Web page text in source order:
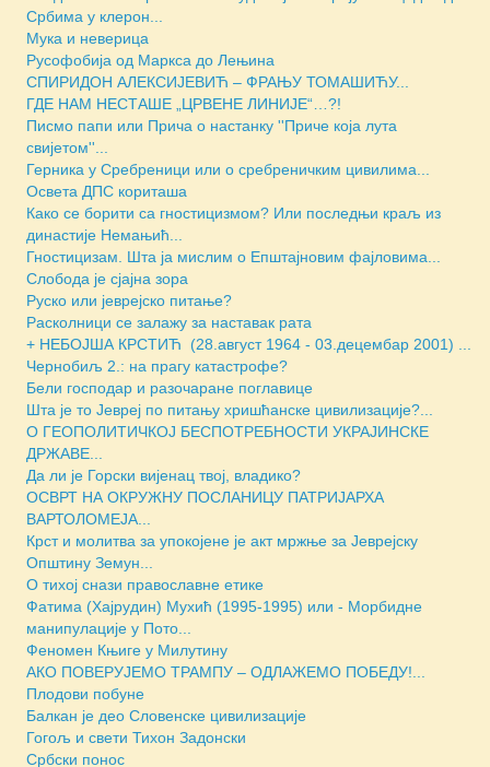
Србима у клерон...
Мука и неверица
Русофобија од Маркса до Лењина
СПИРИДОН АЛЕКСИЈЕВИЋ – ФРАЊУ ТОМАШИЋУ...
ГДЕ НАМ НЕСТАШЕ „ЦРВЕНЕ ЛИНИЈЕ“…?!
Писмо папи или Прича о настанку ''Приче која лута
свијетом''...
Герника у Сребреници или о сребреничким цивилима...
Освета ДПС кориташа
Како се борити са гностицизмом? Или последњи краљ из
династије Немањић...
Гностицизам. Шта ја мислим о Епштајновим фајловима...
Слобода је сјајна зора
Руско или јеврејско питање?
Расколници се залажу за наставак рата
+ НЕБОЈША КРСТИЋ (28.август 1964 - 03.децембар 2001) ...
Чернобиљ 2.: на прагу катастрофе?
Бели господар и разочаране поглавице
Шта је то Јевреј по питању хришћанске цивилизације?...
О ГЕОПОЛИТИЧКОЈ БЕСПОТРЕБНОСТИ УКРАЈИНСКЕ
ДРЖАВЕ...
Да ли је Горски вијенац твој, владико?
ОСВРТ НА ОКРУЖНУ ПОСЛАНИЦУ ПАТРИЈАРХА
ВАРТОЛОМЕЈА...
Крст и молитва за упокојене је акт мржње за Јеврејску
Општину Земун...
О тихој снази православне етике
Фатима (Хајрудин) Мухић (1995-1995) или - Морбидне
манипулације у Пото...
Феномен Књиге у Милутину
АКО ПОВЕРУЈЕМО ТРАМПУ – ОДЛАЖЕМО ПОБЕДУ!...
Плодови побуне
Балкан је део Словенске цивилизације
Гогољ и свети Тихон Задонски
Србски понос